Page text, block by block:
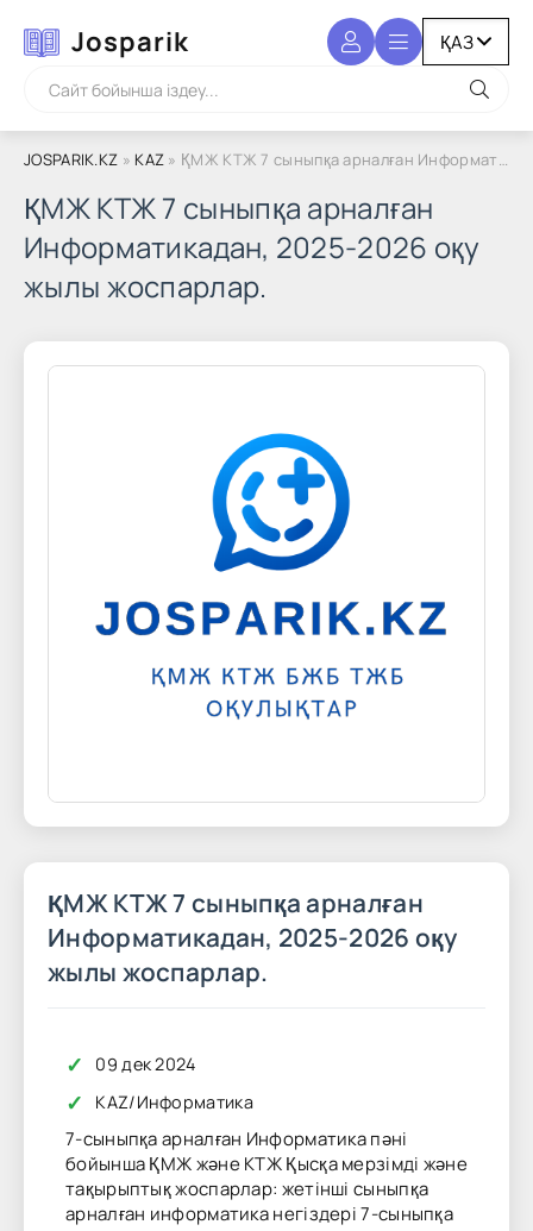
Josparik
JOSPARIK.KZ » KAZ » ҚМЖ КТЖ 7 сыныпқа арналған Информатикадан, 2025-2026 оқу жылы жоспарлар.
ҚМЖ КТЖ 7 сыныпқа арналған
Информатикадан, 2025-2026 оқу
жылы жоспарлар.
ҚМЖ КТЖ 7 сыныпқа арналған
Информатикадан, 2025-2026 оқу
жылы жоспарлар.
✓ 09 дек 2024
✓ KAZ/Информатика
7-сыныпқа арналған Информатика пәні
бойынша ҚМЖ және КТЖ Қысқа мерзімді және
тақырыптық жоспарлар: жетінші сыныпқа
арналған информатика негіздері 7-сыныпқа